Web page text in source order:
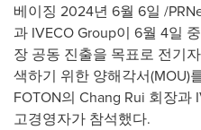
베이징 2024년 6월 6일 /
과 IVECO Group이 6월 4일
장 공동 진출을 목표로 전기
색하기 위한 양해각서(MOU)
FOTON의 Chang Rui 회장과
고경영자가 참석했다.